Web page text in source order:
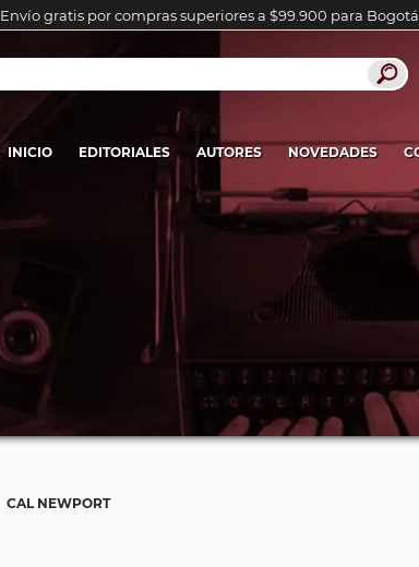
Envío gratis por compras superiores a $99.900 para
INICIO EDITORIALES AUTORES NOVEDADES
CAL NEWPORT